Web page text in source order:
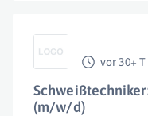
vor 30+ T
(m/w/d)